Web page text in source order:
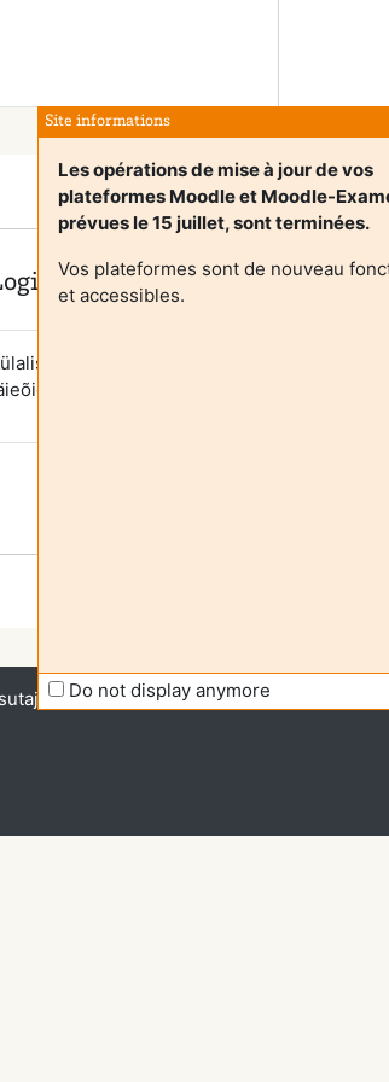
Site informations
Les opérations de mise à jour de vos
plateformes Moodle et Moodle-
prévues le 15 juillet, sont terminées.
Vos plateformes sont de nouveau
et accessibles.
Do not display anymore
required
ei saa kasutajaprofiile vaadata.
kasutaja kontoga.
(Logi sisse)